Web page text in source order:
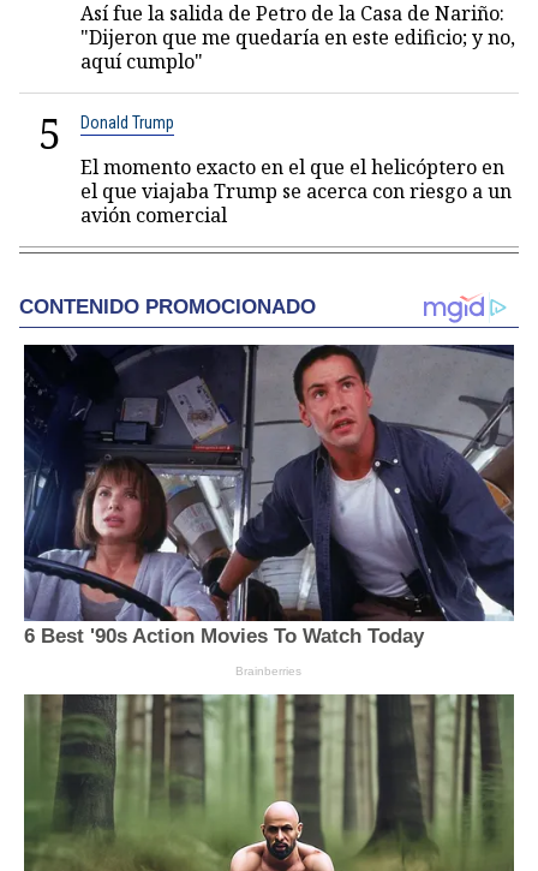
Así fue la salida de Petro de la Casa de Nariño:
"Dijeron que me quedaría en este edificio; y no,
aquí cumplo"
5 Donald Trump
El momento exacto en el que el helicóptero en
el que viajaba Trump se acerca con riesgo a un
avión comercial